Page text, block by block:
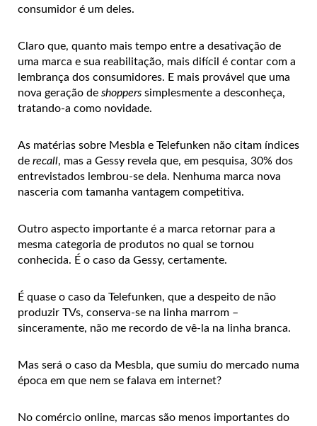
consumidor é um deles.
Claro que, quanto mais tempo entre a desativação de
uma marca e sua reabilitação, mais difícil é contar com a
lembrança dos consumidores. E mais provável que uma
nova geração de shoppers simplesmente a desconheça,
tratando-a como novidade.
As matérias sobre Mesbla e Telefunken não citam índices
de recall, mas a Gessy revela que, em pesquisa, 30% dos
entrevistados lembrou-se dela. Nenhuma marca nova
nasceria com tamanha vantagem competitiva.
Outro aspecto importante é a marca retornar para a
mesma categoria de produtos no qual se tornou
conhecida. É o caso da Gessy, certamente.
É quase o caso da Telefunken, que a despeito de não
produzir TVs, conserva-se na linha marrom –
sinceramente, não me recordo de vê-la na linha branca.
Mas será o caso da Mesbla, que sumiu do mercado numa
época em que nem se falava em internet?
No comércio online, marcas são menos importantes do